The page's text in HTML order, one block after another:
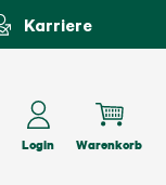
Karriere
Login Warenkorb